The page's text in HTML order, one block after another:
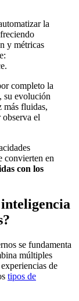
la
y métricas
completo la
su evolución
más fluidas,
observa el
convierten en
con los
se fundamenta
múltiples
de
tipos de